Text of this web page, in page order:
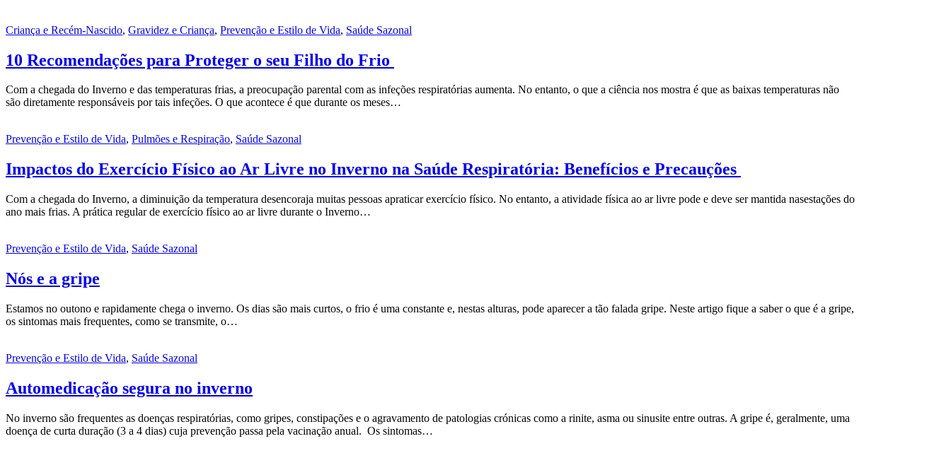
Criança e Recém-Nascido, Gravidez e Criança, Prevenção e Estilo de Vida, Saúde Sazonal
10 Recomendações para Proteger o seu Filho do Frio
Com a chegada do Inverno e das temperaturas frias, a preocupação parental com as infeções respiratórias aumenta. No entanto, o que a ciência nos mostra é que as baixas temperaturas não
são diretamente responsáveis por tais infeções. O que acontece é que durante os meses…
Prevenção e Estilo de Vida, Pulmões e Respiração, Saúde Sazonal
Impactos do Exercício Físico ao Ar Livre no Inverno na Saúde Respiratória: Benefícios e Precauções
Com a chegada do Inverno, a diminuição da temperatura desencoraja muitas pessoas apraticar exercício físico. No entanto, a atividade física ao ar livre pode e deve ser mantida nasestações do
ano mais frias. A prática regular de exercício físico ao ar livre durante o Inverno…
Prevenção e Estilo de Vida, Saúde Sazonal
Nós e a gripe
Estamos no outono e rapidamente chega o inverno. Os dias são mais curtos, o frio é uma constante e, nestas alturas, pode aparecer a tão falada gripe. Neste artigo fique a saber o que é a gripe,
os sintomas mais frequentes, como se transmite, o…
Prevenção e Estilo de Vida, Saúde Sazonal
Automedicação segura no inverno
No inverno são frequentes as doenças respiratórias, como gripes, constipações e o agravamento de patologias crónicas como a rinite, asma ou sinusite entre outras. A gripe é, geralmente, uma
doença de curta duração (3 a 4 dias) cuja prevenção passa pela vacinação anual. Os sintomas…